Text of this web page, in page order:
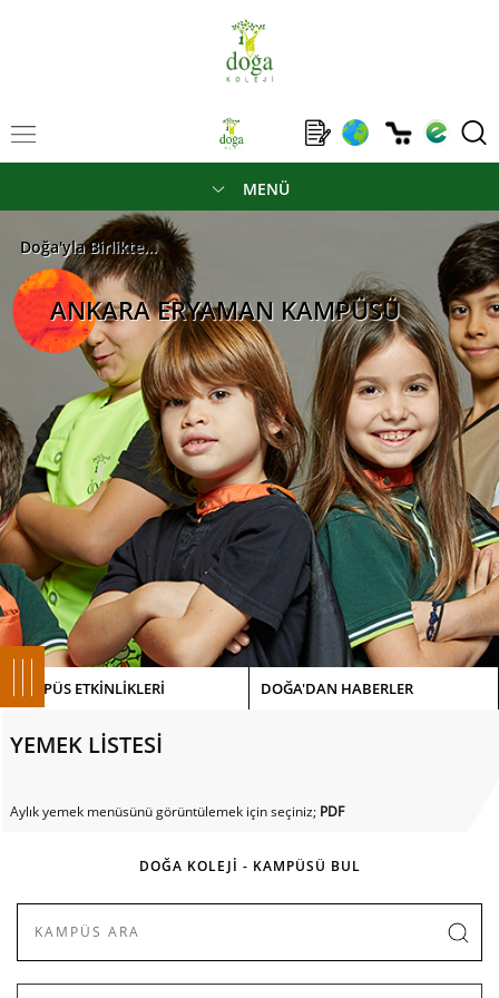
MENÜ
Doğa'yla Birlikte...
ANKARA ERYAMAN KAMPÜSÜ
KAMPÜS ETKİNLİKLERİ DOĞA'DAN HABERLER
YEMEK LİSTESİ
Aylık yemek menüsünü görüntülemek için seçiniz; PDF
DOĞA KOLEJİ - KAMPÜSÜ BUL